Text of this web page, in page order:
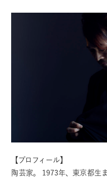
【プロフィール】
陶芸家。 1973年、東京都生